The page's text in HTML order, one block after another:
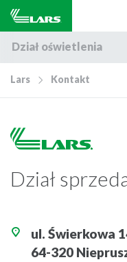
Dział oświetlenia
Lars Kontakt
Dział
ul. Świerkowa
64-320